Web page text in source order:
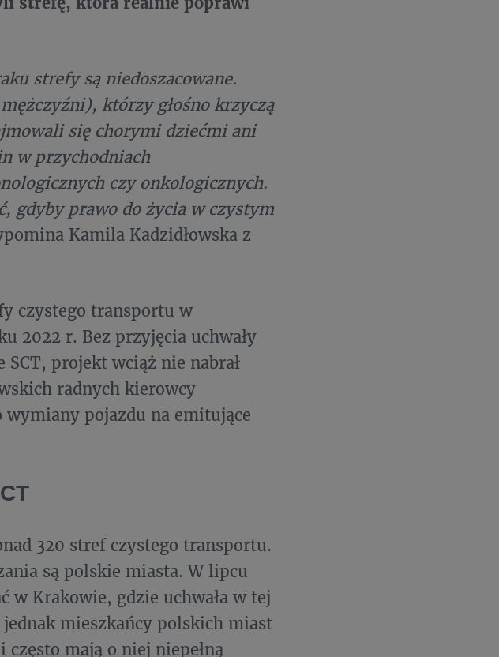
strefy są niedoszacowane.
którzy głośno krzyczą
się chorymi dziećmi ani
w przychodniach
czy onkologicznych.
gdyby prawo do życia w czystym
Kamila Kadzidłowska z
czystego transportu w
2022 r. Bez przyjęcia uchwały
SCT, projekt wciąż nie nabrał
radnych kierowcy
pojazdu na emitujące
320 stref czystego transportu.
są polskie miasta. W lipcu
w Krakowie, gdzie uchwała w tej
mieszkańcy polskich miast
mają o niej niepełną